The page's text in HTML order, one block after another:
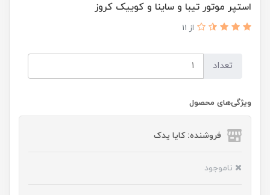
استپر موتور تیبا و ساینا و کوییک کروز
از 11
تعداد
ویژگی‌های محصول
فروشنده: کایا یدک
ناموجود